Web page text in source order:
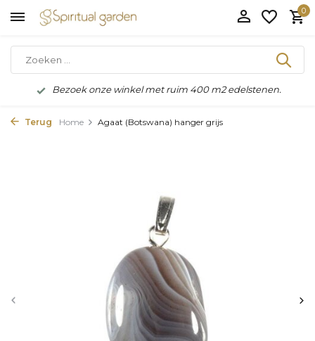
0
Bezoek onze winkel met ruim 400 m2 edelstenen.
Terug Home Agaat (Botswana) hanger grijs